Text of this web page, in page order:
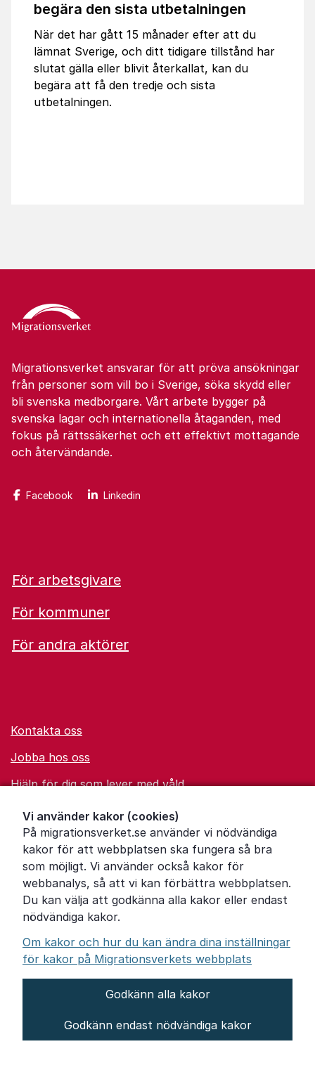
Vi använder kakor (cookies)
På migrationsverket.se använder vi nödvändiga
kakor för att webbplatsen ska fungera så bra
som möjligt. Vi använder också kakor för
webbanalys, så att vi kan förbättra webbplatsen.
Du kan välja att godkänna alla kakor eller endast
nödvändiga kakor.
Om kakor och hur du kan ändra dina inställningar
för kakor på Migrationsverkets webbplats
Godkänn alla kakor
Godkänn endast nödvändiga kakor
begära den sista utbetalningen
När det har gått 15 månader efter att du
lämnat Sverige, och ditt tidigare tillstånd har
slutat gälla eller blivit återkallat, kan du
begära att få den tredje och sista
utbetalningen.
Migrationsverket ansvarar för att pröva ansökningar
från personer som vill bo i Sverige, söka skydd eller
bli svenska medborgare. Vårt arbete bygger på
svenska lagar och internationella åtaganden, med
fokus på rättssäkerhet och ett effektivt mottagande
och återvändande.
Facebook Linkedin
För arbetsgivare
För kommuner
För andra aktörer
Kontakta oss
Jobba hos oss
Hjälp för dig som lever med våld
Ordförklaringar
Om Migrationsverket
Pressrum
Tillgänglighetsredogörelse
Other languages
Behandling av personuppgifter